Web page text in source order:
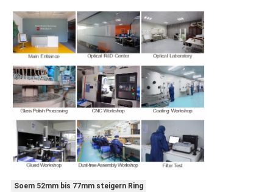
Soem 52mm bis 77mm steigern Ring